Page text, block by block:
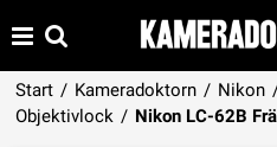
Start / Kameradoktorn / Nikon
Objektivlock / Nikon LC-62B
Produkten har